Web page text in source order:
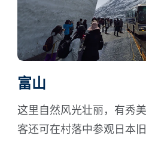
富山
这里自然风光壮丽，有秀
客还可在村落中参观日本旧